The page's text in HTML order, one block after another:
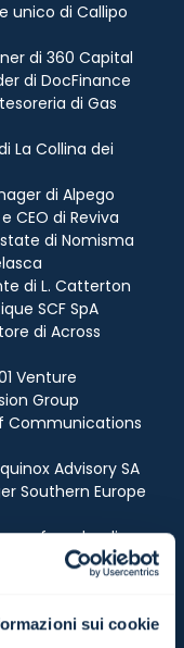
sui cookie
unico di Callipo
di 360 Capital
di DocFinance
di Gas
La Collina dei
di Alpego
CEO di Reviva
di Nomisma
di L. Catterton
SCF SpA
di Across
Venture
Group
Communications
Advisory SA
Southern Europe
co-founder di
VèGè